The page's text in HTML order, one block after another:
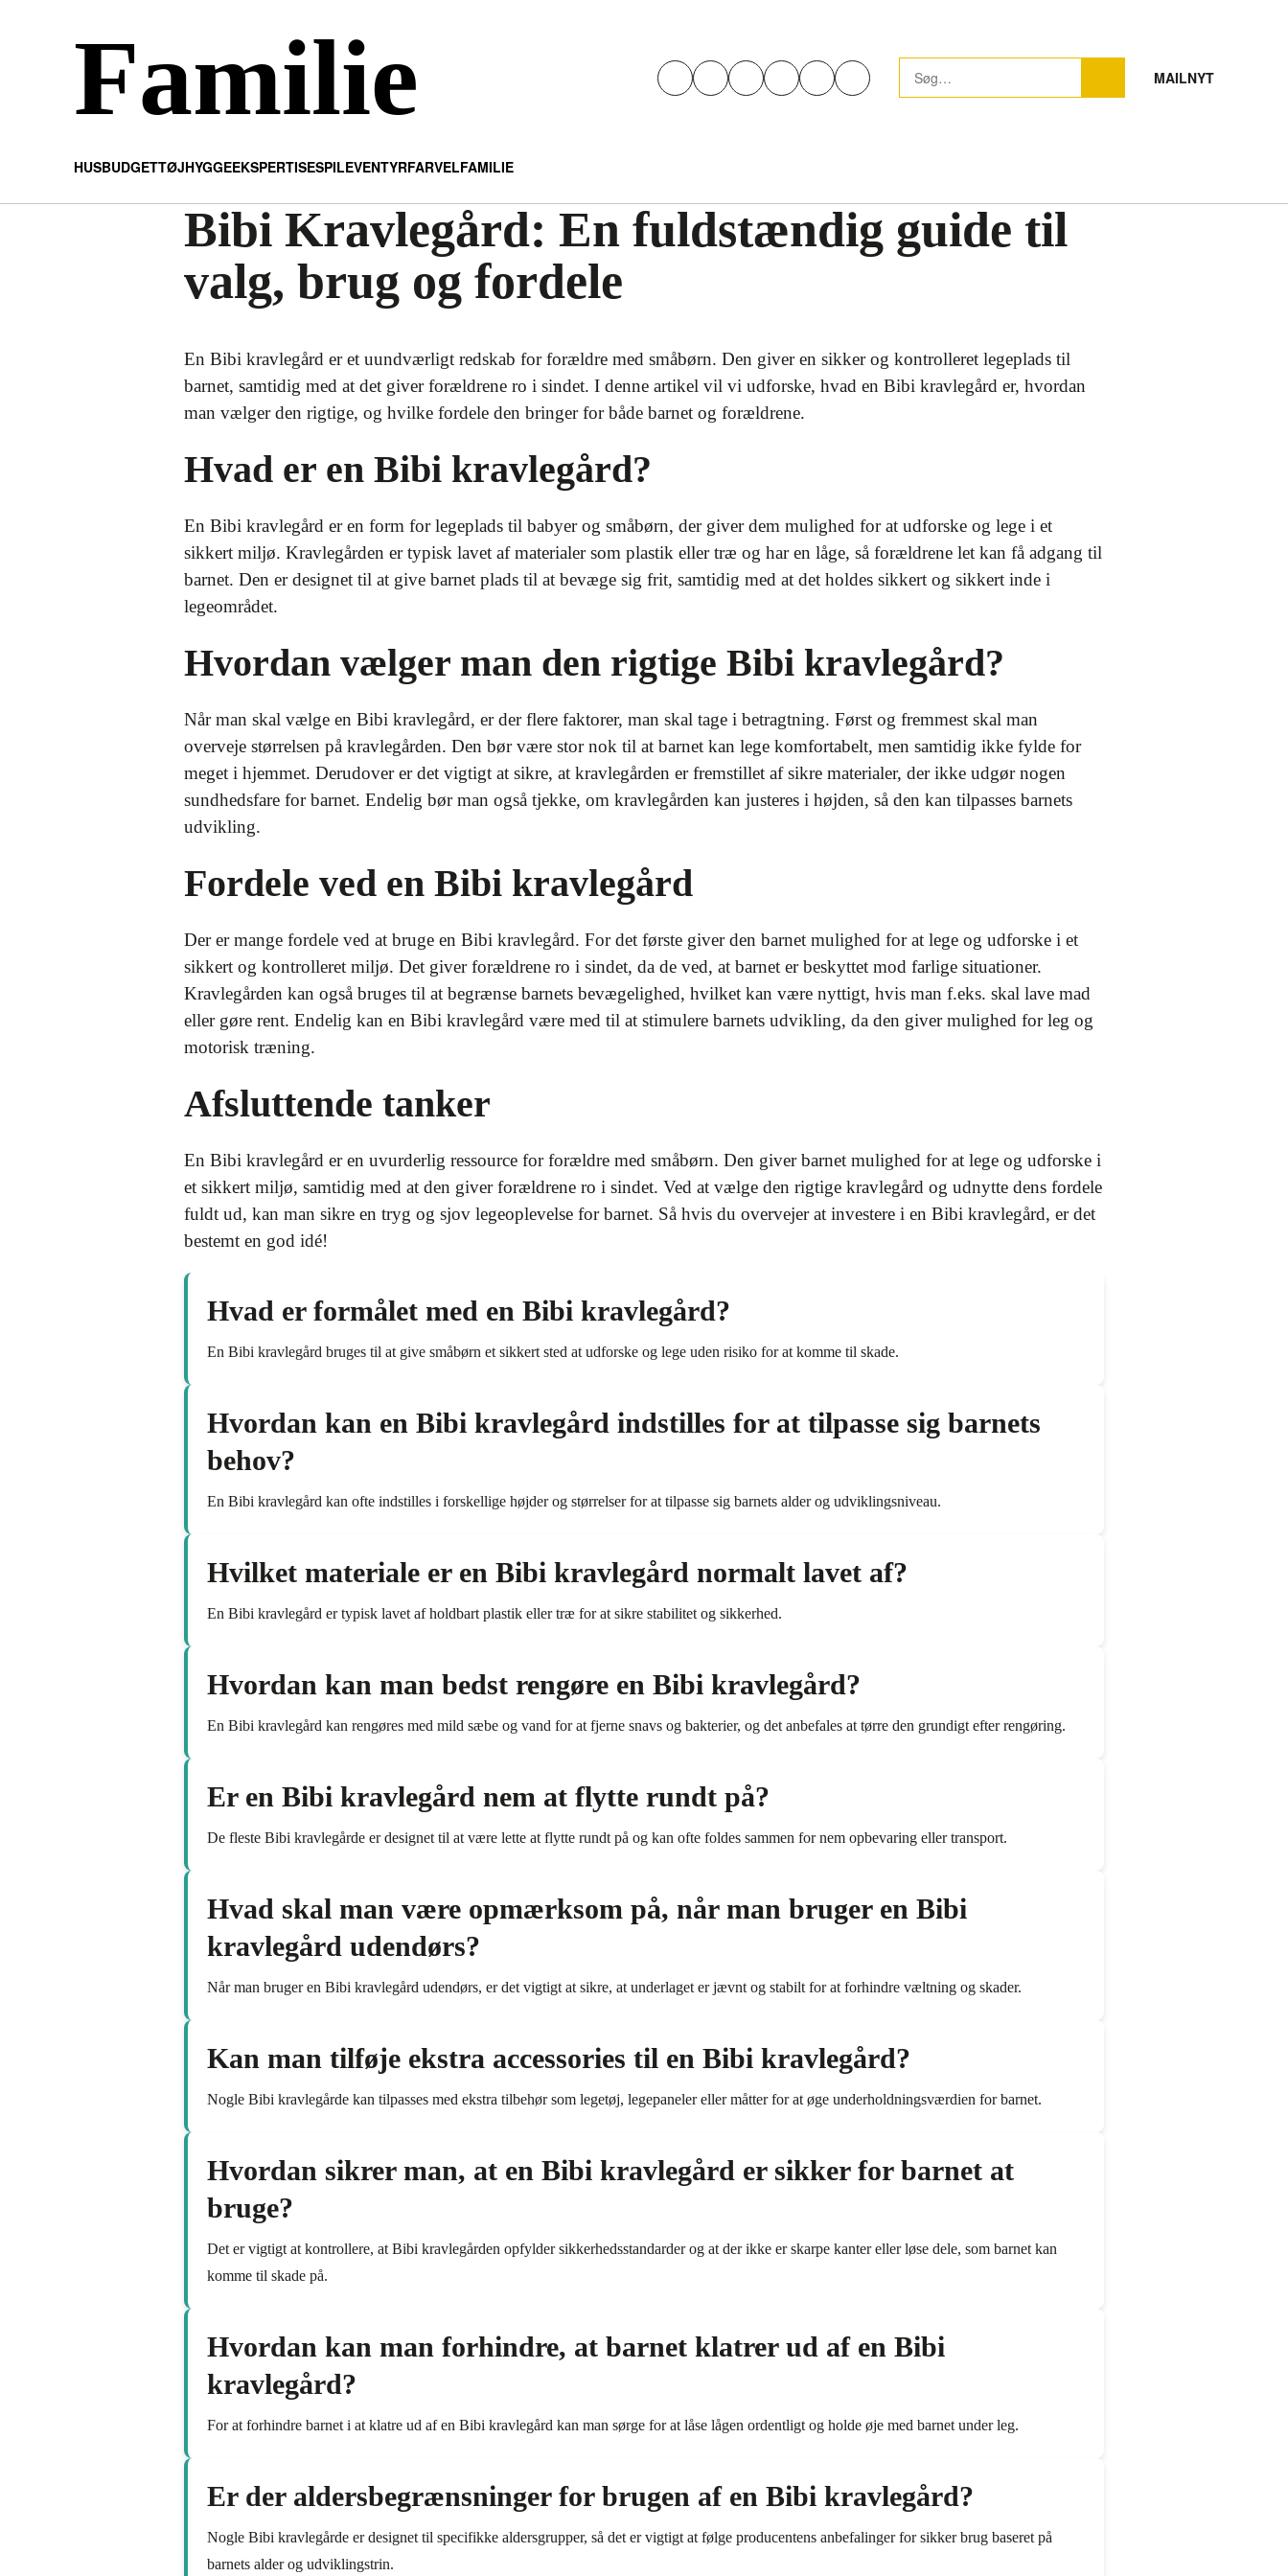
Familie MAILNYT
HUSBUDGETTØJHYGGEEKSPERTISESPILEVENTYRFARVELFAMILIE
Bibi Kravlegård: En fuldstændig guide til
valg, brug og fordele
En Bibi kravlegård er et uundværligt redskab for forældre med småbørn. Den giver en sikker og kontrolleret legeplads til
barnet, samtidig med at det giver forældrene ro i sindet. I denne artikel vil vi udforske, hvad en Bibi kravlegård er, hvordan
man vælger den rigtige, og hvilke fordele den bringer for både barnet og forældrene.
Hvad er en Bibi kravlegård?
En Bibi kravlegård er en form for legeplads til babyer og småbørn, der giver dem mulighed for at udforske og lege i et
sikkert miljø. Kravlegården er typisk lavet af materialer som plastik eller træ og har en låge, så forældrene let kan få adgang til
barnet. Den er designet til at give barnet plads til at bevæge sig frit, samtidig med at det holdes sikkert og sikkert inde i
legeområdet.
Hvordan vælger man den rigtige Bibi kravlegård?
Når man skal vælge en Bibi kravlegård, er der flere faktorer, man skal tage i betragtning. Først og fremmest skal man
overveje størrelsen på kravlegården. Den bør være stor nok til at barnet kan lege komfortabelt, men samtidig ikke fylde for
meget i hjemmet. Derudover er det vigtigt at sikre, at kravlegården er fremstillet af sikre materialer, der ikke udgør nogen
sundhedsfare for barnet. Endelig bør man også tjekke, om kravlegården kan justeres i højden, så den kan tilpasses barnets
udvikling.
Fordele ved en Bibi kravlegård
Der er mange fordele ved at bruge en Bibi kravlegård. For det første giver den barnet mulighed for at lege og udforske i et
sikkert og kontrolleret miljø. Det giver forældrene ro i sindet, da de ved, at barnet er beskyttet mod farlige situationer.
Kravlegården kan også bruges til at begrænse barnets bevægelighed, hvilket kan være nyttigt, hvis man f.eks. skal lave mad
eller gøre rent. Endelig kan en Bibi kravlegård være med til at stimulere barnets udvikling, da den giver mulighed for leg og
motorisk træning.
Afsluttende tanker
En Bibi kravlegård er en uvurderlig ressource for forældre med småbørn. Den giver barnet mulighed for at lege og udforske i
et sikkert miljø, samtidig med at den giver forældrene ro i sindet. Ved at vælge den rigtige kravlegård og udnytte dens fordele
fuldt ud, kan man sikre en tryg og sjov legeoplevelse for barnet. Så hvis du overvejer at investere i en Bibi kravlegård, er det
bestemt en god idé!
Hvad er formålet med en Bibi kravlegård?
En Bibi kravlegård bruges til at give småbørn et sikkert sted at udforske og lege uden risiko for at komme til skade.
Hvordan kan en Bibi kravlegård indstilles for at tilpasse sig barnets
behov?
En Bibi kravlegård kan ofte indstilles i forskellige højder og størrelser for at tilpasse sig barnets alder og udviklingsniveau.
Hvilket materiale er en Bibi kravlegård normalt lavet af?
En Bibi kravlegård er typisk lavet af holdbart plastik eller træ for at sikre stabilitet og sikkerhed.
Hvordan kan man bedst rengøre en Bibi kravlegård?
En Bibi kravlegård kan rengøres med mild sæbe og vand for at fjerne snavs og bakterier, og det anbefales at tørre den grundigt efter rengøring.
Er en Bibi kravlegård nem at flytte rundt på?
De fleste Bibi kravlegårde er designet til at være lette at flytte rundt på og kan ofte foldes sammen for nem opbevaring eller transport.
Hvad skal man være opmærksom på, når man bruger en Bibi
kravlegård udendørs?
Når man bruger en Bibi kravlegård udendørs, er det vigtigt at sikre, at underlaget er jævnt og stabilt for at forhindre væltning og skader.
Kan man tilføje ekstra accessories til en Bibi kravlegård?
Nogle Bibi kravlegårde kan tilpasses med ekstra tilbehør som legetøj, legepaneler eller måtter for at øge underholdningsværdien for barnet.
Hvordan sikrer man, at en Bibi kravlegård er sikker for barnet at
bruge?
Det er vigtigt at kontrollere, at Bibi kravlegården opfylder sikkerhedsstandarder og at der ikke er skarpe kanter eller løse dele, som barnet kan
komme til skade på.
Hvordan kan man forhindre, at barnet klatrer ud af en Bibi
kravlegård?
For at forhindre barnet i at klatre ud af en Bibi kravlegård kan man sørge for at låse lågen ordentligt og holde øje med barnet under leg.
Er der aldersbegrænsninger for brugen af en Bibi kravlegård?
Nogle Bibi kravlegårde er designet til specifikke aldersgrupper, så det er vigtigt at følge producentens anbefalinger for sikker brug baseret på
barnets alder og udviklingstrin.